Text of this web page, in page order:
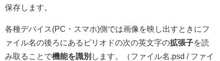
保存します。
各種デバイス(PC・スマホ)側では画像を映し出すときにフ
ァイル名の後ろにある ピリオドの次の英文字の拡張子を読
み取ることで機能を識別 します。（ファイル名.psd / ファイ